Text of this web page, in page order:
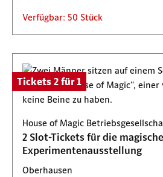
Verfügbar: 50 Stück
Tickets 2 für 1
House of Magic
2 Slot-Tickets für die magische
Experimentenausstellung
Oberhausen